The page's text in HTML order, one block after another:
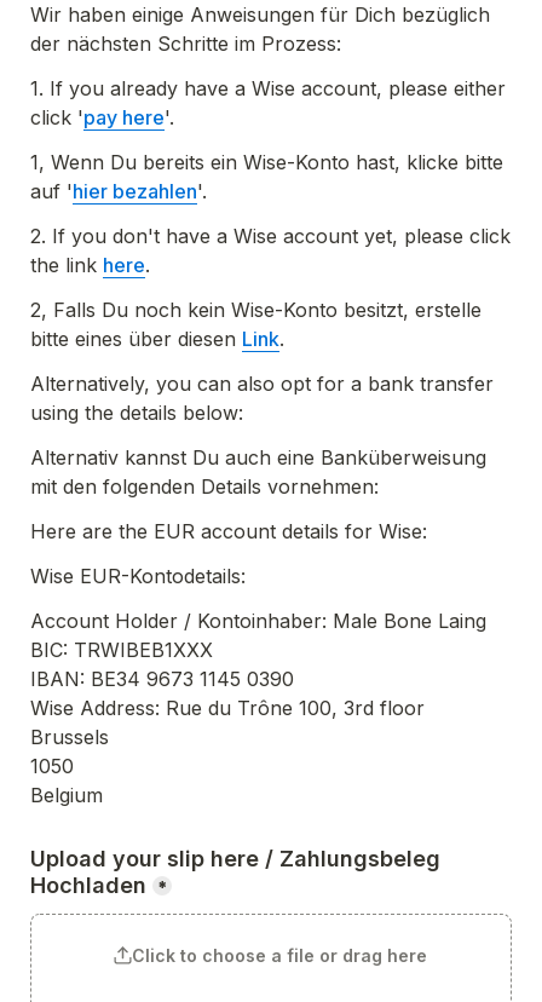
Wir haben einige Anweisungen für Dich bezüglich
der nächsten Schritte im Prozess:
1. If you already have a Wise account, please either
click 'pay here'.
1, Wenn Du bereits ein Wise-Konto hast, klicke bitte
auf 'hier bezahlen'.
2. If you don't have a Wise account yet, please click
the link here.
2, Falls Du noch kein Wise-Konto besitzt, erstelle
bitte eines über diesen Link.
Alternatively, you can also opt for a bank transfer
using the details below:
Alternativ kannst Du auch eine Banküberweisung
mit den folgenden Details vornehmen:
Here are the EUR account details for Wise:
Wise EUR-Kontodetails:
Account Holder / Kontoinhaber: Male Bone Laing
BIC: TRWIBEB1XXX
IBAN: BE34 9673 1145 0390
Wise Address: Rue du Trône 100, 3rd floor
Brussels
1050
Belgium
Upload your slip here / Zahlungsbeleg
Hochladen
*
Click to choose a file or drag here